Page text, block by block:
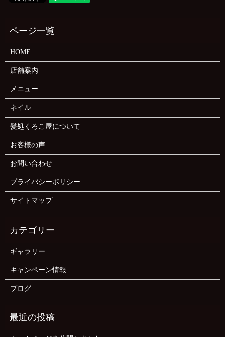
HOME
店舗案内
メニュー
ネイル
髪処くろこ屋について
お客様の声
お問い合わせ
プライバシーポリシー
サイトマップ
ギャラリー
キャンペーン情報
ブログ